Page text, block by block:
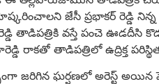
జేసీ ప్రభాకర్ రెడ్డి
తాడిపత్రికి వస్తే పంచె
రాకతో తాడిపత్రిలో ఉద్రిక్త
జరిగిన ఘర్షణలో అరెస్ట్ అయిన